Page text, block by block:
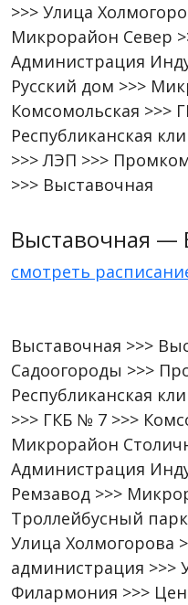
>>> Улица
Микрорайон Север
Администрация
Русский дом >>>
Комсомольская >>>
Республиканская
>>> ЛЭП >>>
>>> Выставочная
Выставочная —
смотреть
Выставочная >>>
Садоогороды >>>
Республиканская
>>> ГКБ № 7 >>>
Микрорайон
Администрация
Ремзавод >>>
Троллейбусный
Улица Холмогорова
администрация >>>
Филармония >>>